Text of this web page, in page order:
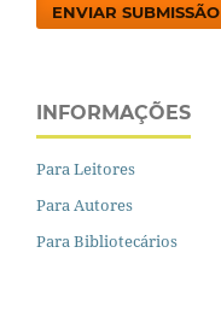
ENVIAR SUBMISSÃO
INFORMAÇÕES
Para Leitores
Para Autores
Para Bibliotecários